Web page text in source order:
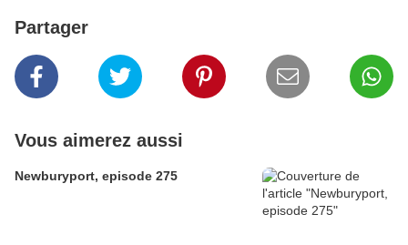
Partager
Vous aimerez aussi
Newburyport, episode 275